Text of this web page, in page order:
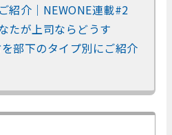
紹介｜NEWONE連載#2
たが上司ならどうす
部下のタイプ別にご紹介